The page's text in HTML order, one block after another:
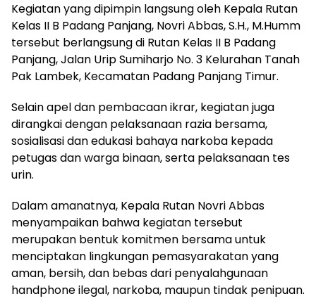
Kegiatan yang dipimpin langsung oleh Kepala Rutan
Kelas II B Padang Panjang, Novri Abbas, S.H., M.Humm
tersebut berlangsung di Rutan Kelas II B Padang
Panjang, Jalan Urip Sumiharjo No. 3 Kelurahan Tanah
Pak Lambek, Kecamatan Padang Panjang Timur.
Selain apel dan pembacaan ikrar, kegiatan juga
dirangkai dengan pelaksanaan razia bersama,
sosialisasi dan edukasi bahaya narkoba kepada
petugas dan warga binaan, serta pelaksanaan tes
urin.
Dalam amanatnya, Kepala Rutan Novri Abbas
menyampaikan bahwa kegiatan tersebut
merupakan bentuk komitmen bersama untuk
menciptakan lingkungan pemasyarakatan yang
aman, bersih, dan bebas dari penyalahgunaan
handphone ilegal, narkoba, maupun tindak penipuan.